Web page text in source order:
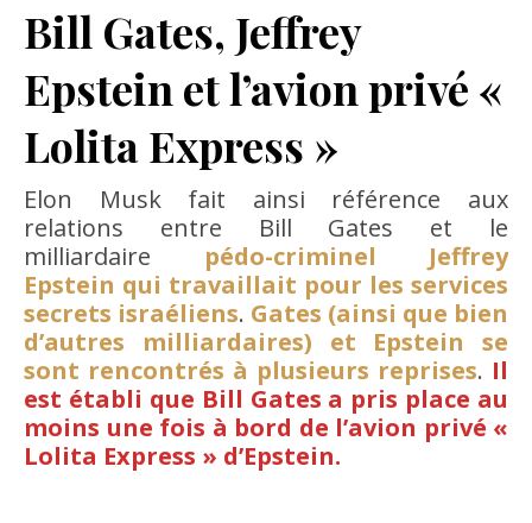
Bill Gates, Jeffrey
Epstein et l’avion privé «
Lolita Express »
Elon Musk fait ainsi référence aux
relations entre Bill Gates et le
milliardaire pédo-criminel Jeffrey
Epstein qui travaillait pour les services
secrets israéliens. Gates (ainsi que bien
d’autres milliardaires) et Epstein se
sont rencontrés à plusieurs reprises. Il
est établi que Bill Gates a pris place au
moins une fois à bord de l’avion privé «
Lolita Express » d’Epstein.